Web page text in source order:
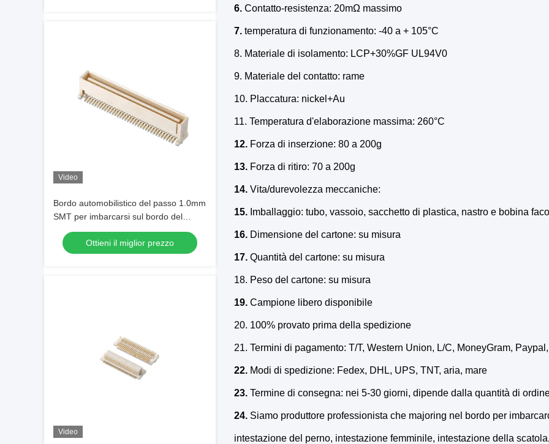
Video
Bordo automobilistico del passo 1.0mm
SMT per imbarcarsi sul bordo del
connettore al bordo Spillo Intestazione
Ottieni il miglior prezzo
Video
6. Contatto-resistenza: 20mΩ massimo
7. temperatura di funzionamento: -40 a + 105°C
8. Materiale di isolamento: LCP+30%GF UL94V0
9. Materiale del contatto: rame
10. Placcatura: nickel+Au
11. Temperatura d'elaborazione massima: 260°C
12. Forza di inserzione: 80 a 200g
13. Forza di ritiro: 70 a 200g
14. Vita/durevolezza meccaniche:
15. Imballaggio: tubo, vassoio, sacchetto di plastica, nastro e bobina
16. Dimensione del cartone: su misura
17. Quantità del cartone: su misura
18. Peso del cartone: su misura
19. Campione libero disponibile
20. 100% provato prima della spedizione
21. Termini di pagamento: T/T, Western Union, L/C, MoneyGram,
22. Modi di spedizione: Fedex, DHL, UPS, TNT, aria, mare
23. Termine di consegna: nei 5-30 giorni, dipende dalla quantità di
24. Siamo produttore professionista che majoring nel bordo per
intestazione del perno, intestazione femminile, intestazione della